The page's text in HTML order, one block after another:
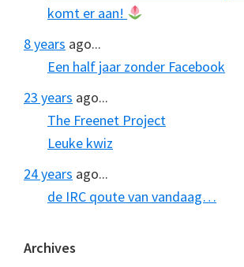
komt er aan!
8 years ago...
Een half jaar zonder Facebook
23 years ago...
The Freenet Project
Leuke kwiz
24 years ago...
de IRC qoute van vandaag…
Archives